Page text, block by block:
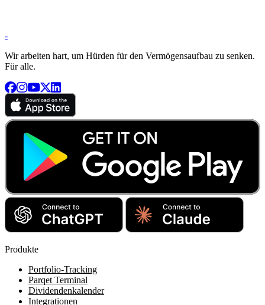
-
Wir arbeiten hart, um Hürden für den Vermögensaufbau zu senken.
Für alle.
Produkte
Portfolio-Tracking
Parqet Terminal
Dividendenkalender
Integrationen